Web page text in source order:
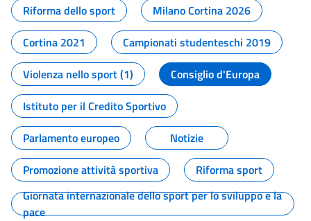
Riforma dello sport
Milano Cortina 2026
Cortina 2021
Campionati studenteschi 2019
Violenza nello sport (1)
Consiglio d'Europa
Istituto per il Credito Sportivo
Parlamento europeo
Notizie
Promozione attività sportiva
Riforma sport
Giornata internazionale dello sport per lo sviluppo e la
pace